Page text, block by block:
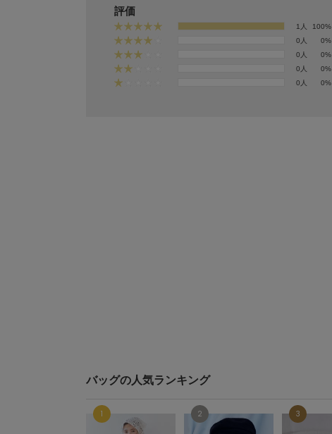
評価
1人
100%
0人
0%
0人
0%
0人
0%
0人
0%
バッグの人気ランキング